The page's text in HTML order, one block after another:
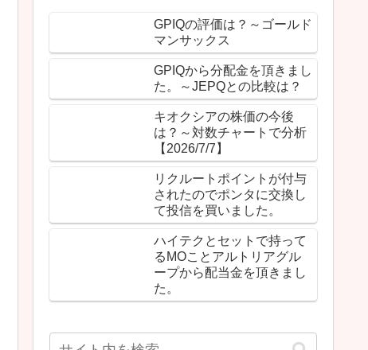
GPIQの評価は？～ゴールド
マンサックス
GPIQから分配金を頂きまし
た。～JEPQとの比較は？
キオクシアの株価の今後
は？～対数チャートで分析
【2026/7/7】
リクルートポイントが付与
されたのでポンタに交換し
て投信を買いました。
ハイテクとセットで持って
るMOことアルトリアグル
ープから配当金を頂きまし
た。